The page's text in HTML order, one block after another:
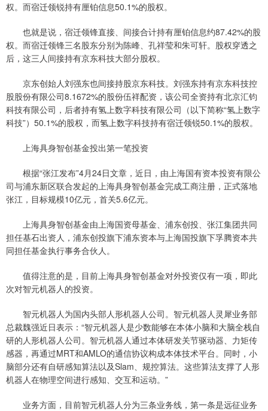
权。而宿迁领锐持有厘铂信息50.1%的股权。
也就是说，宿迁领锋直接、间接合计持有厘铂信息约87.42%的股
权。而宿迁领锋三名股东分别为陈峰、孔祥莹和朱可轩。股权穿透之
后，这三人间接持有京东科技大部分股权。
京东创始人刘强东也间接持股京东科技。刘强东持有京东科技控
股股份有限公司8.1672%的股份伍祥配资，该公司全资持有北京汇钧
科技有限公司，后者持有氢上数字科技有限公司（以下简称“氢上数字
科技”）50.1%的股权，而氢上数字科技持有宿迁领锐50.1%的股权。
上海具身智创基金投出第一笔投资
根据“张江发布”4月24日文章，近日，由上海国有资本投资有限公
司与浦东新区联合发起的上海具身智创基金完成工商注册，正式落地
张江，目标规模10亿元，首关5.6亿元。
上海具身智创基金由上海国资母基金、浦东创投、张江集团共同
担任基石出资人，浦东创投旗下浦东资本与上海国投旗下孚腾资本共
同担任基金执行事务合伙人。
值得注意的是，目前上海具身智创基金对外投资仅有一项，即此
次对智元机器人的投资。
智元机器人为国内头部人形机器人公司。智元机器人灵犀业务部
总裁魏强近日表示：“智元机器人是少数能够在本体小脑和大脑全栈自
研的人形机器人公司。智元机器人通过本体研发关节驱动器、力矩传
感器，再通过MRT和AMLO的通信协议构成本体技术平台。同时，小
脑部分还有自研感知算法以及Slam、规控算法。这些算法支撑了人形
机器人在物理空间进行感知、交互和运动。”
业务方面，目前智元机器人分为三条业务线，第一条是远征业务